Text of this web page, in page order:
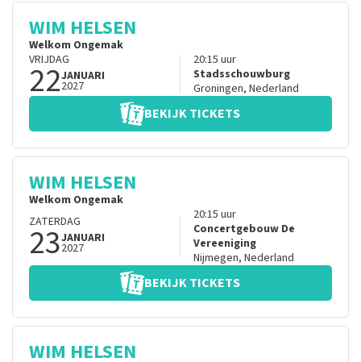
WIM HELSEN
Welkom Ongemak
VRIJDAG
22JANUARI
2027
20:15 uur
Stadsschouwburg
Groningen, Nederland
BEKIJK TICKETS
WIM HELSEN
Welkom Ongemak
ZATERDAG
23JANUARI
2027
20:15 uur
Concertgebouw De
Vereeniging
Nijmegen, Nederland
BEKIJK TICKETS
WIM HELSEN